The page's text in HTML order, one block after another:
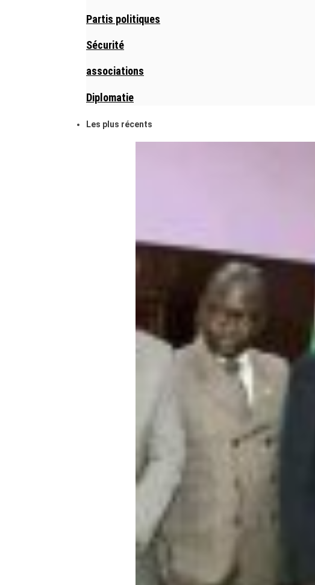
Partis politiques
Sécurité
associations
Diplomatie
Les plus récents